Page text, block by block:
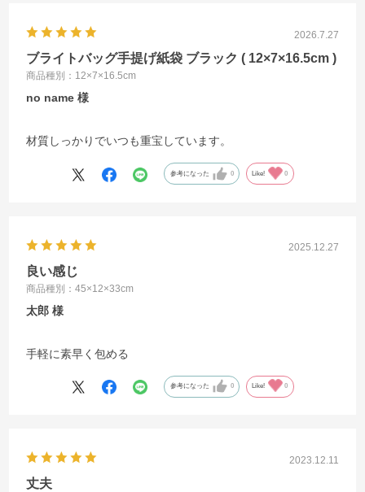
2026.7.27
ブライトバッグ手提げ紙袋 ブラック ( 12×7×16.5cm )
商品種別：12×7×16.5cm
no name
材質しっかりでいつも重宝しています。
参考になった 0 Like! 0
2025.12.27
良い感じ
商品種別：45×12×33cm
太郎
手軽に素早く包める
参考になった 0 Like! 0
2023.12.11
丈夫